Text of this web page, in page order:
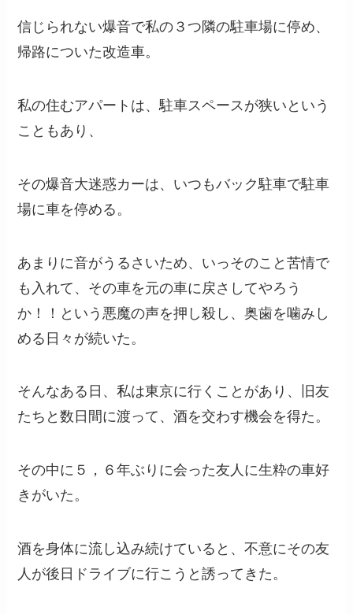
信じられない爆音で私の３つ隣の駐車場に停め、
帰路についた改造車。
私の住むアパートは、駐車スペースが狭いという
こともあり、
その爆音大迷惑カーは、いつもバック駐車で駐車
場に車を停める。
あまりに音がうるさいため、いっそのこと苦情で
も入れて、その車を元の車に戻さしてやろう
か！！という悪魔の声を押し殺し、奥歯を噛みし
める日々が続いた。
そんなある日、私は東京に行くことがあり、旧友
たちと数日間に渡って、酒を交わす機会を得た。
その中に５，６年ぶりに会った友人に生粋の車好
きがいた。
酒を身体に流し込み続けていると、不意にその友
人が後日ドライブに行こうと誘ってきた。